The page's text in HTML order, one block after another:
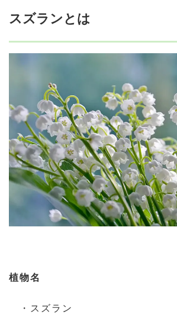
スズランとは
植物名
・スズラン